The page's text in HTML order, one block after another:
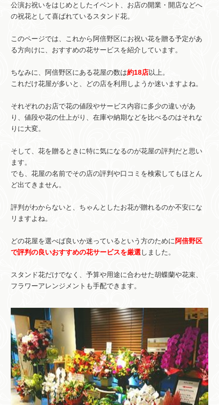
公演お祝いをはじめとしたイベント、お店の開業・開店などへ
の祝花として喜ばれているスタンド花。
このページでは、これから阿倍野区にお祝い花を贈る予定があ
る方向けに、おすすめの花サービスを紹介しています。
ちなみに、阿倍野区にある花屋の数は約18店以上。
これだけ花屋が多いと、どの店を利用しようか迷いますよね。
それぞれのお店で花の値段やサービス内容に多少の違いがあ
り、値段や花の仕上がり、在庫や納期などを比べるのはそれな
りに大変。
そして、花を贈るときに特に気になるのが花屋の評判だと思い
ます。
でも、花屋の名前でその店の評判や口コミを検索してもほとん
ど出てきません。
評判がわからないと、ちゃんとしたお花が贈れるのか不安にな
リますよね。
どの花屋を選べば良いか迷っているという方のために 阿倍野区
で評判の良いおすすめの花サービスを厳選しました。
スタンド花だけでなく、予算や用途に合わせた胡蝶蘭や花束、
フラワーアレンジメントも手配できます。